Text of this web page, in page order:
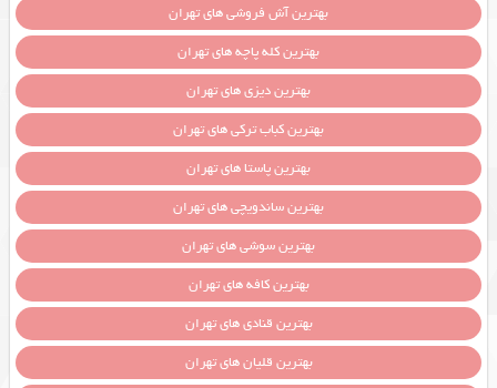
بهترین آش فروشی های تهران
بهترین کله پاچه های تهران
بهترین دیزی های تهران
بهترین کباب ترکی های تهران
بهترین پاستا های تهران
بهترین ساندویچی های تهران
بهترین سوشی های تهران
بهترین کافه های تهران
بهترین قنادی های تهران
بهترین قلیان های تهران